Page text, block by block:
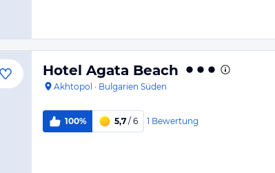
Hotel Agata Beach
Akhtopol · Bulgarien Süden
100% 5,7 / 6 1 Bewertung